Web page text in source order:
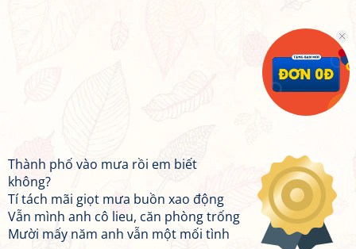
Thành phố vào mưa rồi em biết
không?
Tí tách mãi giọt mưa buồn xao động
Vẫn mình anh cô lieu, căn phòng trống
Mười mấy năm anh vẫn một mối tình